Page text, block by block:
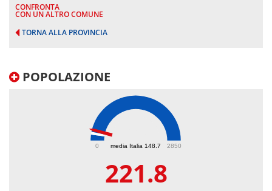
CONFRONTA
CON UN ALTRO COMUNE
TORNA ALLA PROVINCIA
POPOLAZIONE
media Italia 148.7
0 2850
221.8